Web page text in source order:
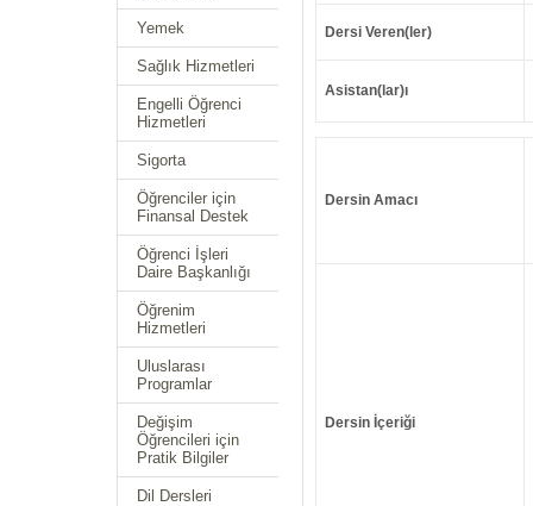
Yemek
Sağlık Hizmetleri
Engelli Öğrenci
Hizmetleri
Sigorta
Öğrenciler için
Finansal Destek
Öğrenci İşleri
Daire Başkanlığı
Öğrenim
Hizmetleri
Uluslarası
Programlar
Değişim
Öğrencileri için
Pratik Bilgiler
Dil Dersleri
Dersi Veren(ler)
Asistan(lar)ı
Dersin Amacı
Dersin İçeriği